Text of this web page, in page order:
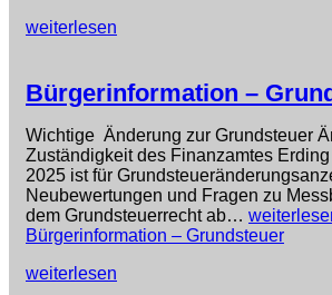
weiterlesen
Bürgerinformation –
Wichtige Änderung zur Grundsteuer
Zuständigkeit des Finanzamtes
2025 ist für
Neubewertungen und Fragen zu
dem Grundsteuerrecht ab…
Bürgerinformation – Grundsteuer
weiterlesen